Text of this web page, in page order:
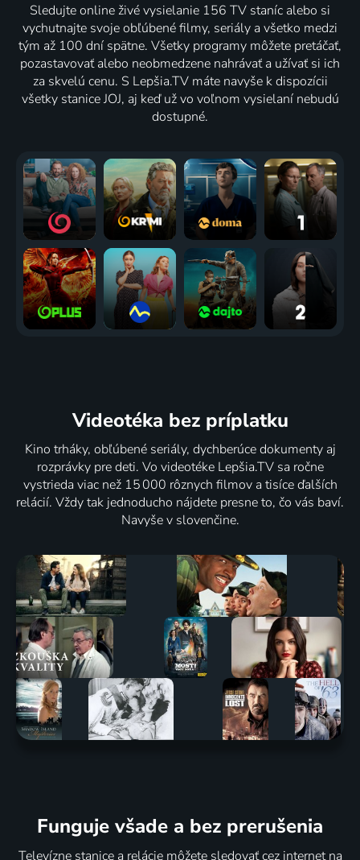
Sledujte online živé vysielanie 156 TV staníc alebo si
vychutnajte svoje obľúbené filmy, seriály a všetko medzi
tým až 100 dní spätne. Všetky programy môžete pretáčať,
pozastavovať alebo neobmedzene nahrávať a užívať si ich
za skvelú cenu. S Lepšia.TV máte navyše k dispozícii
všetky stanice JOJ, aj keď už vo voľnom vysielaní nebudú
dostupné.
Videotéka bez príplatku
Kino trháky, obľúbené seriály, dychberúce dokumenty aj
rozprávky pre deti. Vo videotéke Lepšia.TV sa ročne
vystrieda viac než 15 000 rôznych filmov a tisíce ďalších
relácií. Vždy tak jednoducho nájdete presne to, čo vás baví.
Navyše v slovenčine.
Funguje všade a bez prerušenia
Televízne stanice a relácie môžete sledovať cez internet na